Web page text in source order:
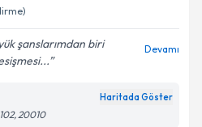
ilişkin
Aydınlatma
kişisel verilerimin belirtilen
şanslarımdan biri
Devamı
Haritada Göster
20010